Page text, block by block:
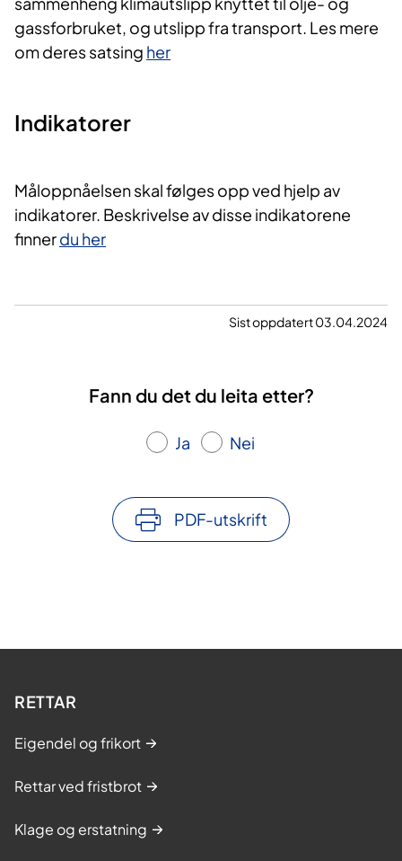
gassforbruket, og utslipp fra transport. Les mere
om deres satsing her
Indikatorer
Måloppnåelsen skal følges opp ved hjelp av
indikatorer. Beskrivelse av disse indikatorene
finnerdu her
Sist oppdatert 03.04.2024
Fann du det du leita etter?
Ja Nei
PDF-utskrift
RETTAR
Eigendel og frikort
Rettar ved fristbrot
Klage og erstatning